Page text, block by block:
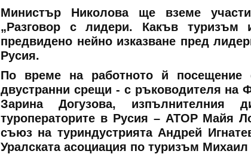
Министър Николова ще вземе
„Разговор с лидери. Какъв туризъм
предвидено нейно изказване пред
Русия.
По време на работното й посещение
двустранни срещи - с ръководителя на
Зарина Догузова, изпълнителния
туроператорите в Русия – АТОР Майя
съюз на туриндустрията Андрей
Уралската асоциация по туризъм